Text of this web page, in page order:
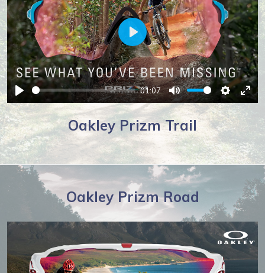
Play
01:07
Mute Settings
Play
Oakley Prizm Trail
Oakley Prizm Road